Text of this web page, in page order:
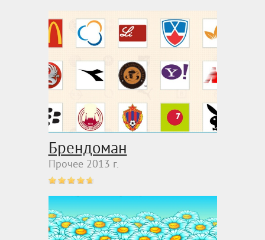
Брендоман
Прочее 2013 г.